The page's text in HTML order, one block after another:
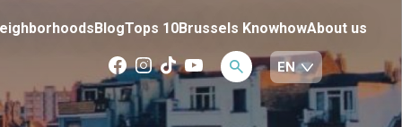
BlogTops 10Brussels KnowhowAbout us